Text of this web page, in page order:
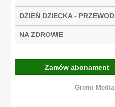
DZIEŃ DZIECKA -
NA ZDROWIE
Zamów abonament
Gremi Media: